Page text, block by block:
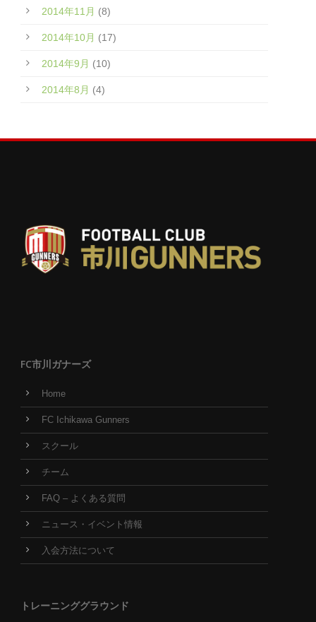
2014年11月 (8)
2014年10月 (17)
2014年9月 (10)
2014年8月 (4)
FC市川ガナーズ
Home
FC Ichikawa Gunners
スクール
チーム
FAQ – よくある質問
ニュース・イベント情報
入会方法について
トレーニンググラウンド